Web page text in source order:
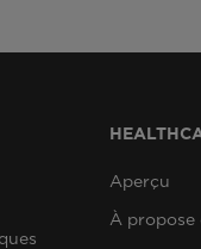
Aperçu
À propose